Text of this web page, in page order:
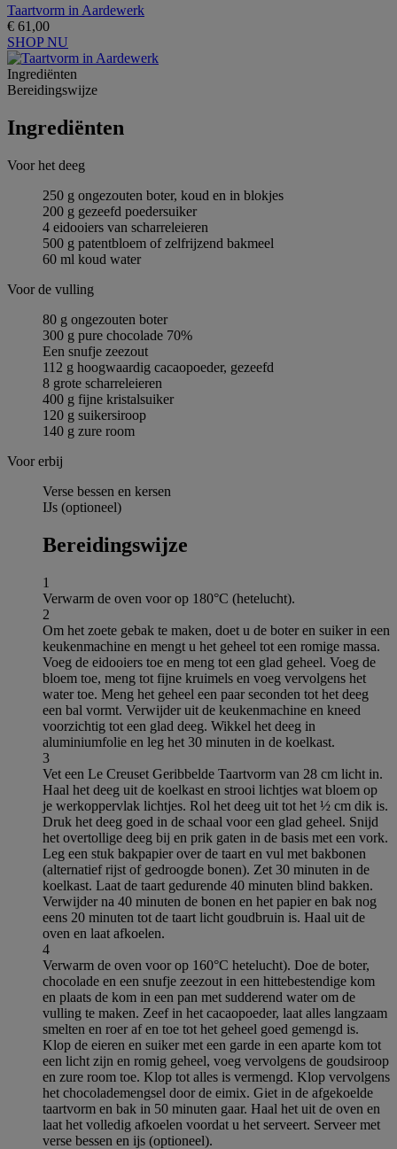
Taartvorm in Aardewerk
€ 61,00
SHOP NU
Ingrediёnten
Bereidingswijze
Ingrediёnten
Voor het deeg
250 g ongezouten boter, koud en in blokjes
200 g gezeefd poedersuiker
4 eidooiers van scharreleieren
500 g patentbloem of zelfrijzend bakmeel
60 ml koud water
Voor de vulling
80 g ongezouten boter
300 g pure chocolade 70%
Een snufje zeezout
112 g hoogwaardig cacaopoeder, gezeefd
8 grote scharreleieren
400 g fijne kristalsuiker
120 g suikersiroop
140 g zure room
Voor erbij
Verse bessen en kersen
IJs (optioneel)
Bereidingswijze
1
Verwarm de oven voor op 180°C (hetelucht).
2
Om het zoete gebak te maken, doet u de boter en suiker in een
keukenmachine en mengt u het geheel tot een romige massa.
Voeg de eidooiers toe en meng tot een glad geheel. Voeg de
bloem toe, meng tot fijne kruimels en voeg vervolgens het
water toe. Meng het geheel een paar seconden tot het deeg
een bal vormt. Verwijder uit de keukenmachine en kneed
voorzichtig tot een glad deeg. Wikkel het deeg in
aluminiumfolie en leg het 30 minuten in de koelkast.
3
Vet een Le Creuset Geribbelde Taartvorm van 28 cm licht in.
Haal het deeg uit de koelkast en strooi lichtjes wat bloem op
je werkoppervlak lichtjes. Rol het deeg uit tot het ½ cm dik is.
Druk het deeg goed in de schaal voor een glad geheel. Snijd
het overtollige deeg bij en prik gaten in de basis met een vork.
Leg een stuk bakpapier over de taart en vul met bakbonen
(alternatief rijst of gedroogde bonen). Zet 30 minuten in de
koelkast. Laat de taart gedurende 40 minuten blind bakken.
Verwijder na 40 minuten de bonen en het papier en bak nog
eens 20 minuten tot de taart licht goudbruin is. Haal uit de
oven en laat afkoelen.
4
Verwarm de oven voor op 160°C hetelucht). Doe de boter,
chocolade en een snufje zeezout in een hittebestendige kom
en plaats de kom in een pan met sudderend water om de
vulling te maken. Zeef in het cacaopoeder, laat alles langzaam
smelten en roer af en toe tot het geheel goed gemengd is.
Klop de eieren en suiker met een garde in een aparte kom tot
een licht zijn en romig geheel, voeg vervolgens de goudsiroop
en zure room toe. Klop tot alles is vermengd. Klop vervolgens
het chocolademengsel door de eimix. Giet in de afgekoelde
taartvorm en bak in 50 minuten gaar. Haal het uit de oven en
laat het volledig afkoelen voordat u het serveert. Serveer met
verse bessen en ijs (optioneel).